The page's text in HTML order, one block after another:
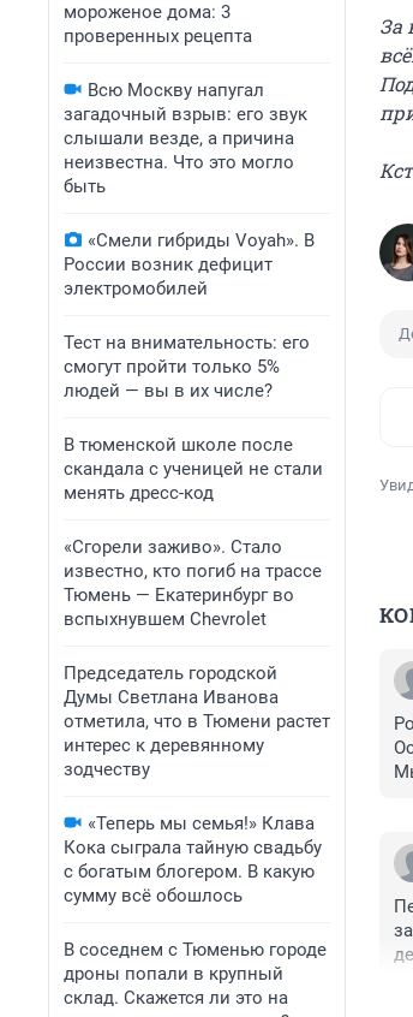
мороженое дома: 3
проверенных рецепта
Всю Москву напугал
загадочный взрыв: его звук
слышали везде, а причина
неизвестна. Что это могло
быть
«Смели гибриды Voyah». В
России возник дефицит
электромобилей
Тест на внимательность: его
смогут пройти только 5%
людей — вы в их числе?
В тюменской школе после
скандала с ученицей не стали
менять дресс-код
«Сгорели заживо». Стало
известно, кто погиб на трассе
Тюмень — Екатеринбург во
вспыхнувшем Chevrolet
Председатель городской
Думы Светлана Иванова
отметила, что в Тюмени растет
интерес к деревянному
зодчеству
«Теперь мы семья!» Клава
Кока сыграла тайную свадьбу
с богатым блогером. В какую
сумму всё обошлось
В соседнем с Тюменью городе
дроны попали в крупный
склад. Скажется ли это на
За